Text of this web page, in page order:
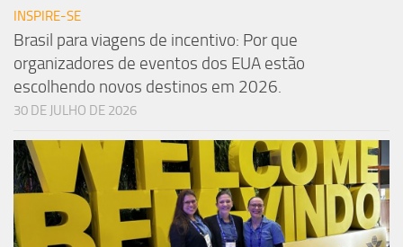
INSPIRE-SE
Brasil para viagens de incentivo: Por que
organizadores de eventos dos EUA estão
escolhendo novos destinos em 2026.
30 DE JULHO DE 2026